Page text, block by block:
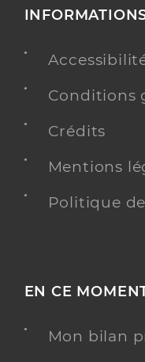
Conditions
Crédits
Mentions
Politique
EN CE
Mon bilan